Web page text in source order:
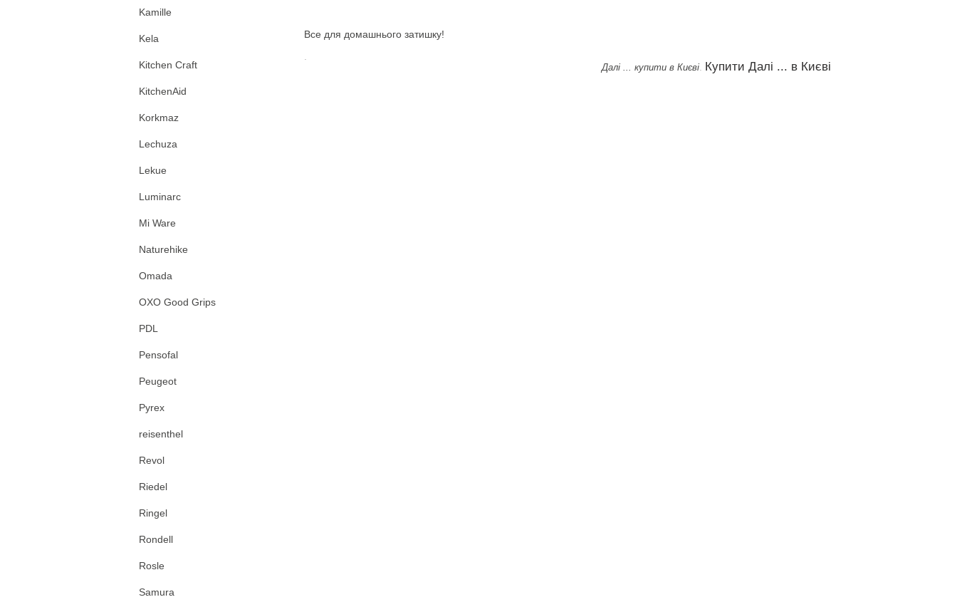
Kamille
Kela
Kitchen Craft
KitchenAid
Korkmaz
Lechuza
Lekue
Luminarc
Mi Ware
Naturehike
Omada
OXO Good Grips
PDL
Pensofal
Peugeot
Pyrex
reisenthel
Revol
Riedel
Ringel
Rondell
Rosle
Samura
Все для домашнього затишку!
Далі ... купити в Києві Купити Далі ... в Києві